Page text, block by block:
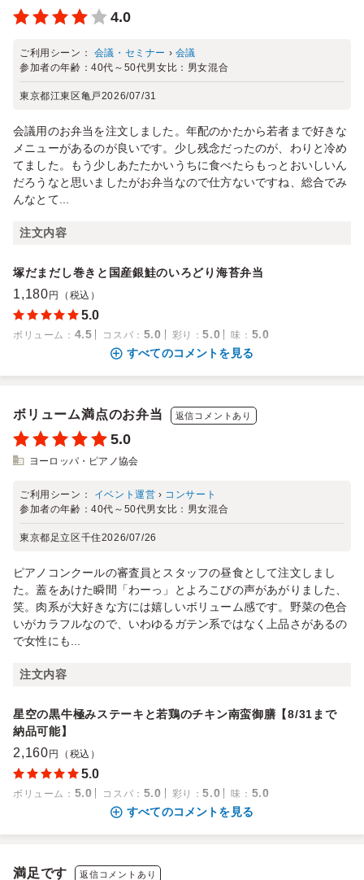
4.0
ご利用シーン： 会議・セミナー › 会議
参加者の年齢：40代～50代男女比： 男女混合
東京都江東区亀戸2026/07/31
会議用のお弁当を注文しました。年配のかたから若者まで好きな
メニューがあるのが良いです。少し残念だったのが、わりと冷め
てました。もう少しあたたかいうちに食べたらもっとおいしいん
だろうなと思いましたがお弁当なので仕方ないですね、総合でみ
んなとて...
注文内容
塚だまだし巻きと国産銀鮭のいろどり海苔弁当
1,180 円（税込）
5.0
ボリューム ： 4.5 コスパ ： 5.0 彩り ：5.0 味 ： 5.0
すべてのコメントを見る
ボリューム満点のお弁当 返信コメントあり
5.0
ヨーロッパ・ピアノ協会
ご利用シーン： イベント運営 › コンサート
参加者の年齢：40代～50代男女比： 男女混合
東京都足立区千住2026/07/26
ピアノコンクールの審査員とスタッフの昼食として注文しまし
た。蓋をあけた瞬間「わーっ」とよろこびの声があがりました、
笑。肉系が大好きな方には嬉しいボリューム感です。野菜の色合
いがカラフルなので、いわゆるガテン系ではなく上品さがあるの
で女性にも...
注文内容
星空の黒牛極みステーキと若鶏のチキン南蛮御膳【8/31まで
納品可能】
2,160 円（税込）
5.0
ボリューム ： 5.0 コスパ ： 5.0 彩り ：5.0 味 ： 5.0
すべてのコメントを見る
満足です 返信コメントあり